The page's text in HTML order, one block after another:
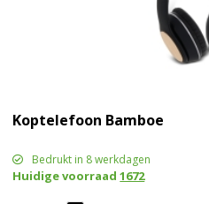
Koptelefoon Bamboe
Bedrukt in 8 werkdagen
Huidige voorraad1672